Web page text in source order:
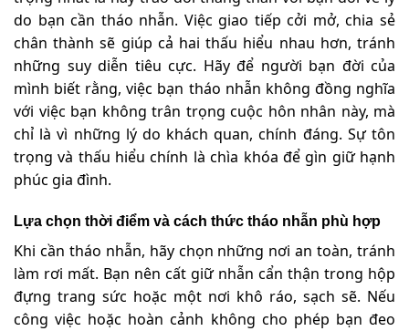
do bạn cần tháo nhẫn. Việc giao tiếp cởi mở, chia sẻ
chân thành sẽ giúp cả hai thấu hiểu nhau hơn, tránh
những suy diễn tiêu cực. Hãy để người bạn đời của
mình biết rằng, việc bạn tháo nhẫn không đồng nghĩa
với việc bạn không trân trọng cuộc hôn nhân này, mà
chỉ là vì những lý do khách quan, chính đáng. Sự tôn
trọng và thấu hiểu chính là chìa khóa để gìn giữ hạnh
phúc gia đình.
Lựa chọn thời điểm và cách thức tháo nhẫn phù hợp
Khi cần tháo nhẫn, hãy chọn những nơi an toàn, tránh
làm rơi mất. Bạn nên cất giữ nhẫn cẩn thận trong hộp
đựng trang sức hoặc một nơi khô ráo, sạch sẽ. Nếu
công việc hoặc hoàn cảnh không cho phép bạn đeo